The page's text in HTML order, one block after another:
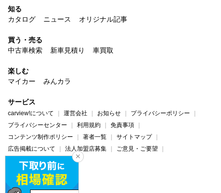
知る
カタログ
ニュース オリジナル記事
買う・売る
中古車検索
新車見積り 車買取
楽しむ
マイカー
みんカラ
サービス
carview!について 運営会社 お知らせ
プライバシーポリシー
プライバシーセンター
利用規約
免責事項
コンテンツ制作ポリシー
著者一覧
サイトマップ
広告掲載について
法人加盟店募集
ご意見・ご要望
ヘルプ・お問い合わせ
carview! Yahoo! JAPAN